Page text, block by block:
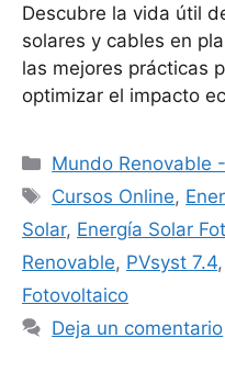
Descubre la vida útil
solares y cables en
las mejores prácticas
optimizar el impacto
Categorías
Mundo Renovable
Etiquetas
Cursos Online,
Solar, Energía Solar
Renovable, PVsyst 7.4,
Fotovoltaico
Deja un comentario